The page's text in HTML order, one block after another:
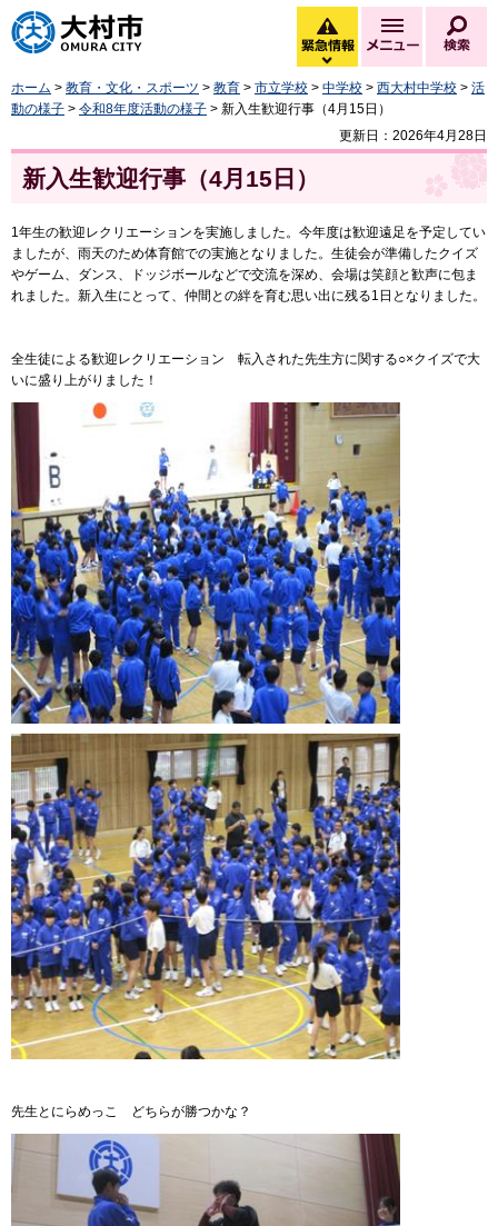
大村市
緊急情報
緊急情報を開く
メニュー
ホーム > 教育・文化・スポーツ > 教育 > 市立学校 > 中学校 > 西大村中学校 > 活
動の様子 > 令和8年度活動の様子 > 新入生歓迎行事（4月15日）
更新日：2026年4月28日
新入生歓迎行事（4月15日）
1年生の歓迎レクリエーションを実施しました。今年度は歓迎遠足を予定してい
ましたが、雨天のため体育館での実施となりました。生徒会が準備したクイズ
やゲーム、ダンス、ドッジボールなどで交流を深め、会場は笑顔と歓声に包ま
れました。新入生にとって、仲間との絆を育む思い出に残る1日となりました。
全生徒による歓迎レクリエーション 転入された先生方に関する○×クイズで大
いに盛り上がりました！
先生とにらめっこ どちらが勝つかな？